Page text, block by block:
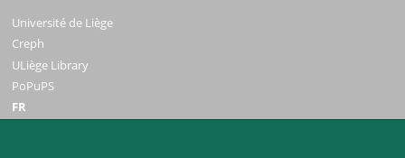
Université de Liège
Creph
ULiège Library
PoPuPS
FR